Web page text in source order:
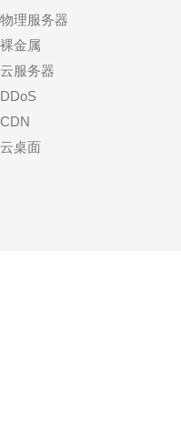
物理服务器
裸金属
云服务器
DDoS
CDN
云桌面